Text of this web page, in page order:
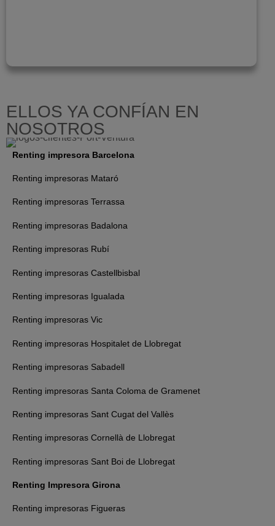
ELLOS YA CONFÍAN EN
NOSOTROS
Renting impresora Barcelona
Renting impresoras Mataró
Renting impresoras Terrassa
Renting impresoras Badalona
Renting impresoras Rubí
Renting impresoras Castellbisbal
Renting impresoras Igualada
Renting impresoras Vic
Renting impresoras Hospitalet de Llobregat
Renting impresoras Sabadell
Renting impresoras Santa Coloma de Gramenet
Renting impresoras Sant Cugat del Vallès
Renting impresoras Cornellà de Llobregat
Renting impresoras Sant Boi de Llobregat
Renting Impresora Girona
Renting impresoras Figueras